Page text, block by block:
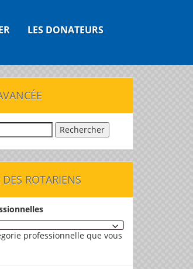
LES DONATEURS
DES ROTARIENS
professionnelle que vous